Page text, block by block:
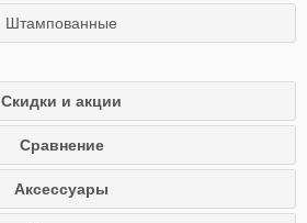
Штампованные
Скидки и акции
Сравнение
Аксессуары